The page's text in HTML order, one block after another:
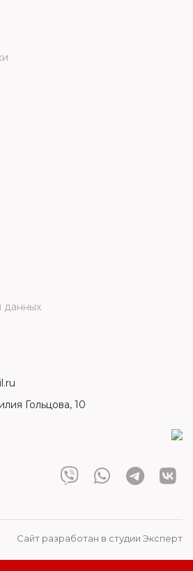
данных
Гольцова, 10
Сайт разработан в студии Эксперт